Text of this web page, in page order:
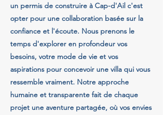
un permis de construire à Cap-d'Ail c'est
opter pour une collaboration basée sur la
confiance et l'écoute. Nous prenons le
temps d'explorer en profondeur vos
besoins, votre mode de vie et vos
aspirations pour concevoir une villa qui vous
ressemble vraiment. Notre approche
humaine et transparente fait de chaque
projet une aventure partagée, où vos envies